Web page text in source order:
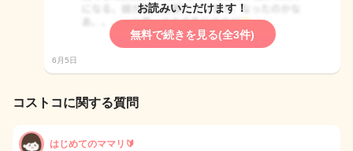
お読みいただけます！
無料で続きを見る(全3件)
6月5日
コストコに関する質問
はじめてのママリ🔰